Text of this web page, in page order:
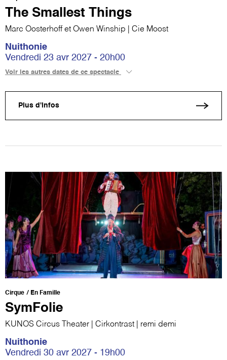
The Smallest Things
Marc Oosterhoff et Owen Winship | Cie Moost
Nuithonie
Vendredi 23 avr 2027 - 20h00
Voir les autres dates de ce spectacle
Plus d'infos
Cirque En Famille
SymFolie
KUNOS Circus Theater | Cirkontrast | remi demi
Nuithonie
Vendredi 30 avr 2027 - 19h00